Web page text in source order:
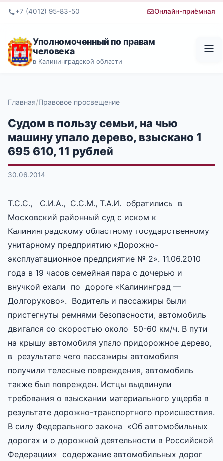
+7 (4012) 95-83-50 Онлайн-приёмная
Уполномоченный по правам
человека
в Калининградской области
Главная Правовое просвещение
Судом в пользу семьи, на чью
машину упало дерево, взыскано 1
695 610, 11 рублей
30.06.2014
Т.С.С., С.И.А., С.С.М., Т.А.И. обратились в
Московский районный суд с иском к
Калининградскому областному государственному
унитарному предприятию «Дорожно-
эксплуатационное предприятие № 2». 11.06.2010
года в 19 часов семейная пара с дочерью и
внучкой ехали по дороге «Калининград —
Долгоруково». Водитель и пассажиры были
пристегнуты ремнями безопасности, автомобиль
двигался со скоростью около 50-60 км/ч. В пути
на крышу автомобиля упало придорожное дерево,
в результате чего пассажиры автомобиля
получили телесные повреждения, автомобиль
также был поврежден. Истцы выдвинули
требования о взыскании материального ущерба в
результате дорожно-транспортного происшествия.
В силу Федерального закона «Об автомобильных
дорогах и о дорожной деятельности в Российской
Федерации» содержание автомобильных дорог